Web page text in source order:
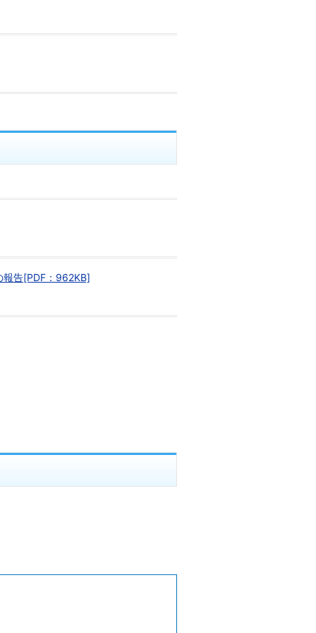
報告[PDF：962KB]